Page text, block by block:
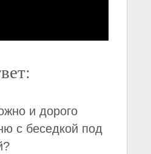
и дорого
с беседкой под